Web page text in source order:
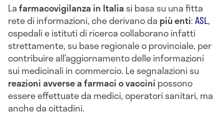
Lafarmacovigilanza in Italia si basa su una fitta
rete di informazioni, che derivano da più enti:ASL,
ospedali e istituti di ricerca collaborano infatti
strettamente, su base regionale o provinciale, per
contribuire all’aggiornamento delle informazioni
sui medicinali in commercio. Le segnalazioni su
reazioni avverse a farmaci o vaccini possono
essere effettuate da medici, operatori sanitari, ma
anche da cittadini.